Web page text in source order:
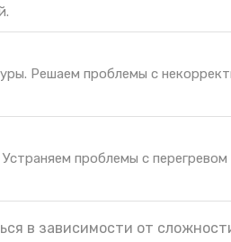
Решаем проблемы с
проблемы с
в зависимости от